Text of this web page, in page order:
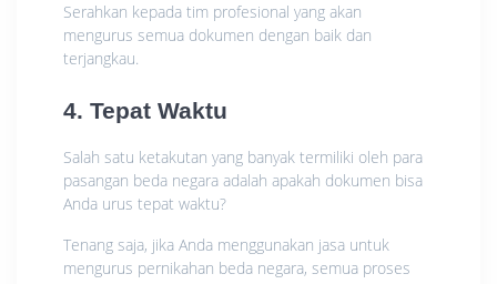
Serahkan kepada tim profesional yang akan
mengurus semua dokumen dengan baik dan
terjangkau.
4. Tepat Waktu
Salah satu ketakutan yang banyak termiliki oleh para
pasangan beda negara adalah apakah dokumen bisa
Anda urus tepat waktu?
Tenang saja, jika Anda menggunakan jasa untuk
mengurus pernikahan beda negara, semua proses